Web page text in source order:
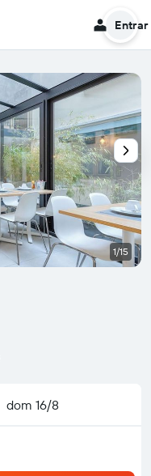
Entrar
dom 16/8
1/15